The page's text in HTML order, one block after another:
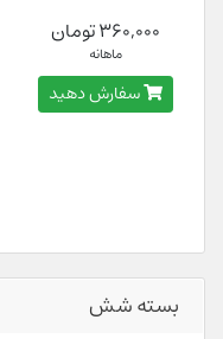
360,000 تومان
ماهانه
سفارش دهید
بسته شش